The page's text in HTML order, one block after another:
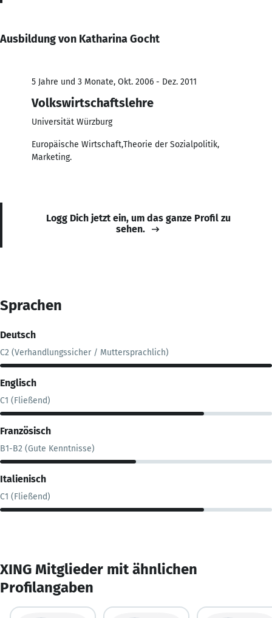
Ausbildung von Katharina Gocht
5 Jahre und 3 Monate, Okt. 2006 - Dez. 2011
Volkswirtschaftslehre
Universität Würzburg
Europäische Wirtschaft,Theorie der Sozialpolitik,
Marketing.
Logg Dich jetzt ein, um das ganze Profil zu
sehen.
Sprachen
Deutsch
C2 (Verhandlungssicher / Muttersprachlich)
Englisch
C1 (Fließend)
Französisch
B1-B2 (Gute Kenntnisse)
Italienisch
C1 (Fließend)
XING Mitglieder mit ähnlichen
Profilangaben